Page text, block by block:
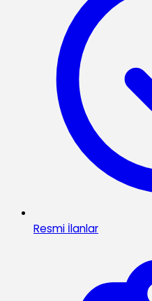
Resmi İlanlar